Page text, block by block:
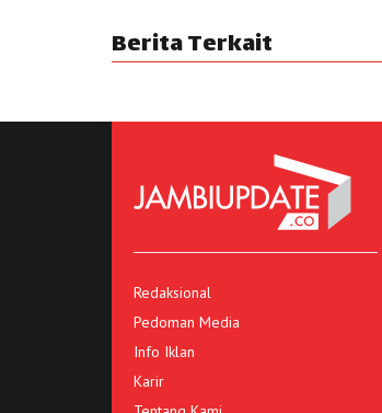
Berita Terkait
Redaksional
Pedoman Media
Info Iklan
Karir